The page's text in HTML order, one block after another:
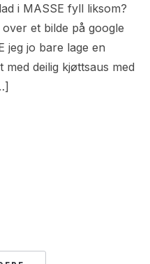
i MASSE fyll liksom?
et bilde på google
jeg jo bare lage en
deilig kjøttsaus med